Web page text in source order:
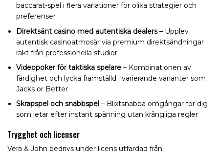
baccarat-spel i flera variationer för olika strategier och
preferenser
Direktsänt casino med autentiska dealers– Upplev
autentisk casinoatmosär via premium direktsändningar
rakt från professionella studior
Videopoker för taktiska spelare – Kombinationen av
färdighet och lycka framställd i varierande varianter som
Jacks or Better
Skrapspel och snabbspel – Blixtsnabba omgångar för dig
som letar efter instant spänning utan krångliga regler
Trygghet och licenser
Vera & John bedrivs under licens utfärdad från